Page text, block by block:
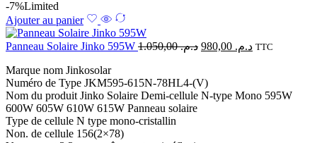
-7%Limited
Ajouter au panier
Panneau Solaire Jinko 595W د.م.1.050,00 د.م. TTC
Marque nom Jinkosolar
Numéro de Type JKM595-615N-78HL4-(V)
Nom du produit Jinko Solaire Demi-cellule N-type Mono 595W
600W 605W 610W 615W Panneau solaire
Type de cellule N type mono-cristallin
Non. de cellule 156(2×78)